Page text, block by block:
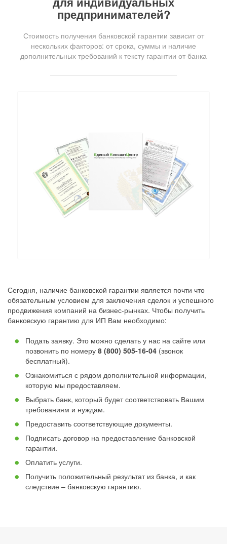
предпринимателей?
Стоимость получения банковской гарантии зависит от
нескольких факторов: от срока, суммы и наличие
дополнительных требований к тексту гарантии от банка
Сегодня, наличие банковской гарантии является почти что
обязательным условием для заключения сделок и успешного
продвижения компаний на бизнес-рынках. Чтобы получить
банковскую гарантию для ИП Вам необходимо:
Подать заявку. Это можно сделать у нас на сайте или
позвонить по номеру 8 (800) 505-16-04 (звонок
бесплатный).
Ознакомиться с рядом дополнительной информации,
которую мы предоставляем.
Выбрать банк, который будет соответствовать Вашим
требованиям и нуждам.
Предоставить соответствующие документы.
Подписать договор на предоставление банковской
гарантии.
Оплатить услуги.
Получить положительный результат из банка, и как
следствие – банковскую гарантию.